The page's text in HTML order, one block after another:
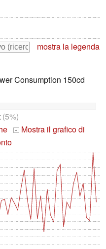
mostra la legenda
Consumption 150cd
(5%)
+ Mostra il grafico di